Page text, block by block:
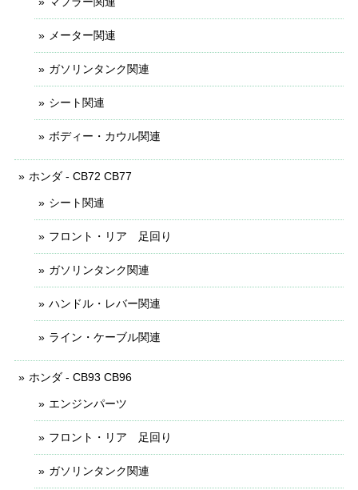
メーター関連
ガソリンタンク関連
シート関連
ボディー・カウル関連
ホンダ - CB72 CB77
シート関連
フロント・リア 足回り
ガソリンタンク関連
ハンドル・レバー関連
ライン・ケーブル関連
ホンダ - CB93 CB96
エンジンパーツ
フロント・リア 足回り
ガソリンタンク関連